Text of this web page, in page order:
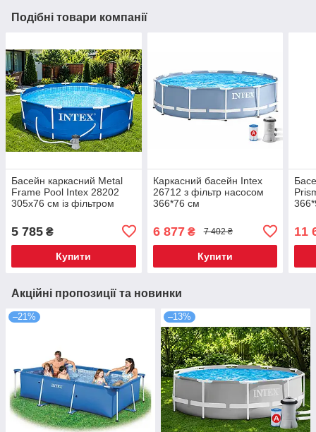
Подібні товари компанії
Басейн каркасний Metal
Frame Pool Intex 28202
305х76 см із фільтром
5 785 ₴
Купити
Каркасний басейн Intex
26712 з фільтр насосом
366*76 см
6 877₴ 7 402 ₴
Купити
11
Акційні пропозиції та новинки
–21% –13%